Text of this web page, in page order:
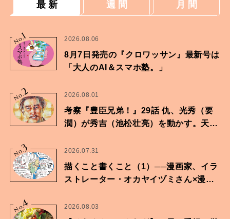
最 新 週 間 月 間
No.
1 2026.08.06
8月7日発売の『クロワッサン』最新号は
「大人のAI＆スマホ塾。」
No.2 2026.08.01
考察『豊臣兄弟！』29話 仇、光秀（要
潤）が秀吉（池松壮亮）を動かす。天下
No.
3 2026.07.31
描くこと書くこと（1）──漫画家、イラ
ストレーター・オカヤイヅミさん×漫画
No.
4 2026.08.03